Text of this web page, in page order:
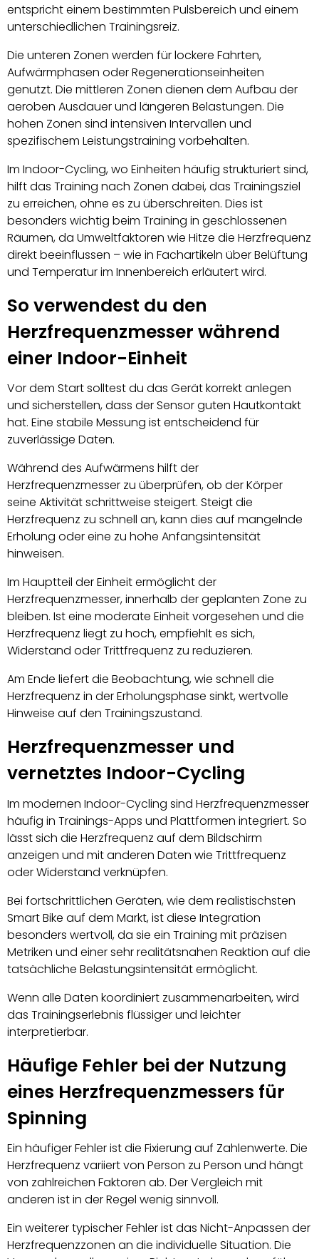
entspricht einem bestimmten Pulsbereich und einem
unterschiedlichen Trainingsreiz.
Die unteren Zonen werden für lockere Fahrten,
Aufwärmphasen oder Regenerationseinheiten
genutzt. Die mittleren Zonen dienen dem Aufbau der
aeroben Ausdauer und längeren Belastungen. Die
hohen Zonen sind intensiven Intervallen und
spezifischem Leistungstraining vorbehalten.
Im Indoor-Cycling, wo Einheiten häufig strukturiert sind,
hilft das Training nach Zonen dabei, das Trainingsziel
zu erreichen, ohne es zu überschreiten. Dies ist
besonders wichtig beim Training in geschlossenen
Räumen, da Umweltfaktoren wie Hitze die Herzfrequenz
direkt beeinflussen – wie in Fachartikeln über Belüftung
und Temperatur im Innenbereich erläutert wird.
So verwendest du den
Herzfrequenzmesser während
einer Indoor-Einheit
Vor dem Start solltest du das Gerät korrekt anlegen
und sicherstellen, dass der Sensor guten Hautkontakt
hat. Eine stabile Messung ist entscheidend für
zuverlässige Daten.
Während des Aufwärmens hilft der
Herzfrequenzmesser zu überprüfen, ob der Körper
seine Aktivität schrittweise steigert. Steigt die
Herzfrequenz zu schnell an, kann dies auf mangelnde
Erholung oder eine zu hohe Anfangsintensität
hinweisen.
Im Hauptteil der Einheit ermöglicht der
Herzfrequenzmesser, innerhalb der geplanten Zone zu
bleiben. Ist eine moderate Einheit vorgesehen und die
Herzfrequenz liegt zu hoch, empfiehlt es sich,
Widerstand oder Trittfrequenz zu reduzieren.
Am Ende liefert die Beobachtung, wie schnell die
Herzfrequenz in der Erholungsphase sinkt, wertvolle
Hinweise auf den Trainingszustand.
Herzfrequenzmesser und
vernetztes Indoor-Cycling
Im modernen Indoor-Cycling sind Herzfrequenzmesser
häufig in Trainings-Apps und Plattformen integriert. So
lässt sich die Herzfrequenz auf dem Bildschirm
anzeigen und mit anderen Daten wie Trittfrequenz
oder Widerstand verknüpfen.
Bei fortschrittlichen Geräten, wie dem realistischsten
Smart Bike auf dem Markt, ist diese Integration
besonders wertvoll, da sie ein Training mit präzisen
Metriken und einer sehr realitätsnahen Reaktion auf die
tatsächliche Belastungsintensität ermöglicht.
Wenn alle Daten koordiniert zusammenarbeiten, wird
das Trainingserlebnis flüssiger und leichter
interpretierbar.
Häufige Fehler bei der Nutzung
eines Herzfrequenzmessers für
Spinning
Ein häufiger Fehler ist die Fixierung auf Zahlenwerte. Die
Herzfrequenz variiert von Person zu Person und hängt
von zahlreichen Faktoren ab. Der Vergleich mit
anderen ist in der Regel wenig sinnvoll.
Ein weiterer typischer Fehler ist das Nicht-Anpassen der
Herzfrequenzzonen an die individuelle Situation. Die